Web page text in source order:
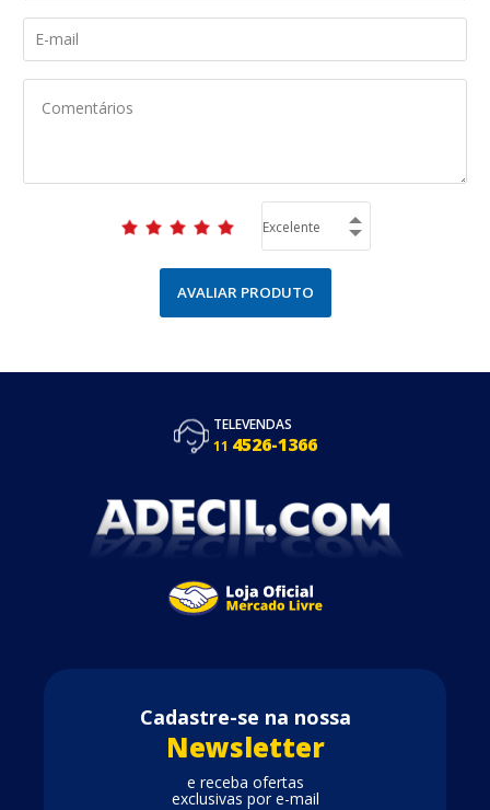
AVALIAR PRODUTO
TELEVENDAS
11 4526-1366
Cadastre-se na nossa
Newsletter
e receba ofertas
exclusivas por e-mail